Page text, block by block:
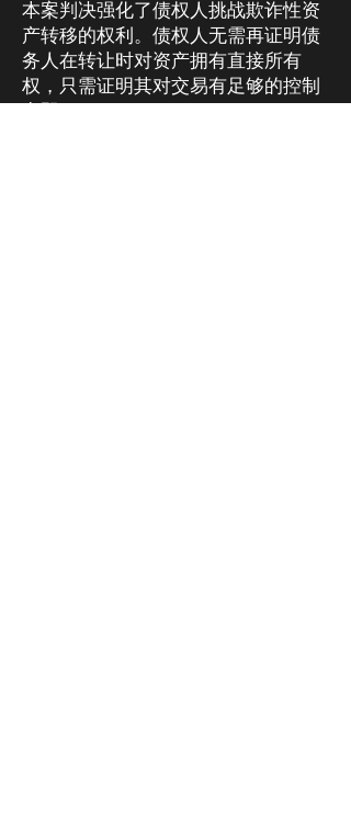
本案判决强化了债权人挑战欺诈性资
产转移的权利。债权人无需再证明债
务人在转让时对资产拥有直接所有
权，只需证明其对交易有足够的控制
力即可。